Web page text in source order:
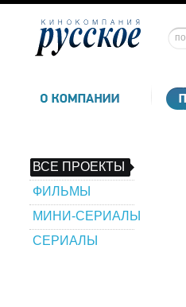
ВСЕ ПРОЕКТЫ
ФИЛЬМЫ
МИНИ-СЕРИАЛЫ
СЕРИАЛЫ